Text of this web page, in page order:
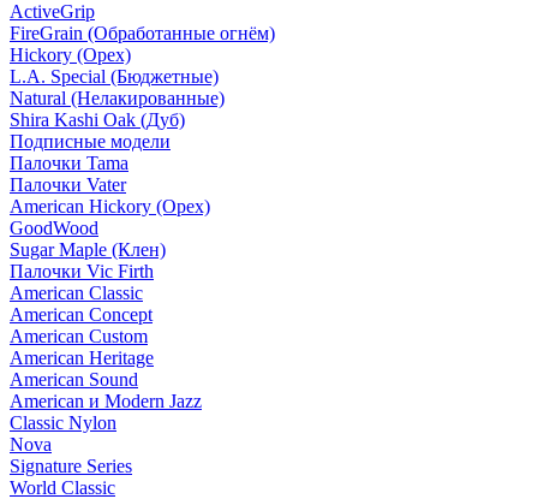
ActiveGrip
FireGrain (Обработанные огнём)
Hickory (Орех)
L.A. Special (Бюджетные)
Natural (Нелакированные)
Shira Kashi Oak (Дуб)
Подписные модели
Палочки Tama
Палочки Vater
American Hickory (Орех)
GoodWood
Sugar Maple (Клен)
Палочки Vic Firth
American Classic
American Concept
American Custom
American Heritage
American Sound
American и Modern Jazz
Classic Nylon
Nova
Signature Series
World Classic